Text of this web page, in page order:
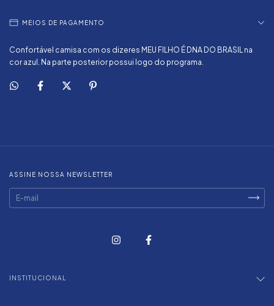
MEIOS DE PAGAMENTO
Confortável camisa com os dizeres MEU FILHO É DNA DO BRASIL na
cor azul. Na parte posterior possui logo do programa.
ASSINE NOSSA NEWSLETTER
INSTITUCIONAL